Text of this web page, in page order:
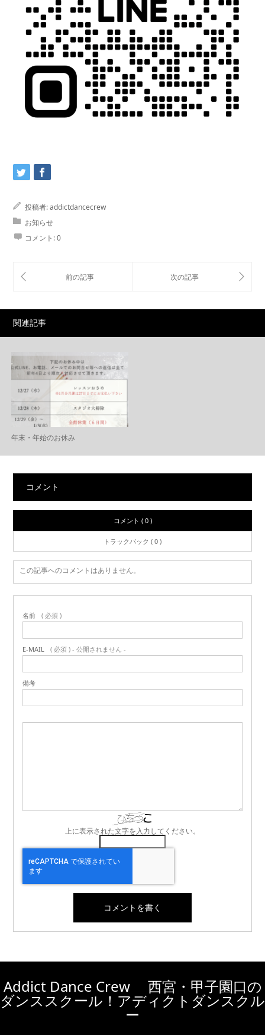
投稿者:addictdancecrew
お知らせ
コメント:0
関連記事
年末・年始のお休み
コメント
コメント ( 0 )
トラックバック ( 0 )
この記事へのコメントはありません。
名前 ( 必須 )
E-MAIL ( 必須 ) - 公開されません -
備考
上に表示された文字を入力してください。
Addict Dance Crew 西宮・甲子園口の
ダンススクール！アディクトダンスクル
ー